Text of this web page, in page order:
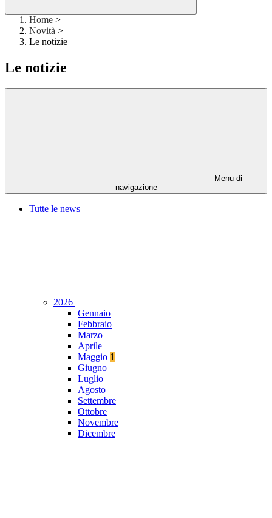
Home >
Novità >
Le notizie
Le notizie
Menu di
navigazione
Tutte le news
2026
Gennaio
Febbraio
Marzo
Aprile
Maggio 1
Giugno
Luglio
Agosto
Settembre
Ottobre
Novembre
Dicembre